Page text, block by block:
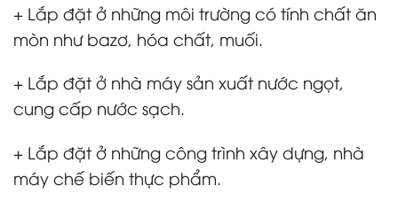
+ Lắp đặt ở những môi trường có tính chất ăn
mòn như bazơ, hóa chất, muối.
+ Lắp đặt ở nhà máy sản xuất nước ngọt,
cung cấp nước sạch.
+ Lắp đặt ở những công trình xây dựng, nhà
máy chế biến thực phẩm.